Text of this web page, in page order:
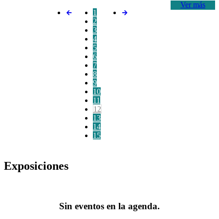
Ver más
1
2
3
4
5
6
7
8
9
10
11
12
13
14
15
Exposiciones
Sin eventos en la agenda.